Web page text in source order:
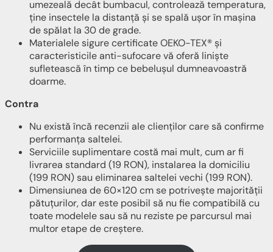
umezeală decât bumbacul, controlează temperatura,
ține insectele la distanță și se spală ușor în mașina
de spălat la 30 de grade.
Materialele sigure certificate OEKO-TEX® și
caracteristicile anti-sufocare vă oferă liniște
sufletească în timp ce bebelușul dumneavoastră
doarme.
Contra
Nu există încă recenzii ale clienților care să confirme
performanța saltelei.
Serviciile suplimentare costă mai mult, cum ar fi
livrarea standard (19 RON), instalarea la domiciliu
(199 RON) sau eliminarea saltelei vechi (199 RON).
Dimensiunea de 60×120 cm se potrivește majorității
pătuțurilor, dar este posibil să nu fie compatibilă cu
toate modelele sau să nu reziste pe parcursul mai
multor etape de creștere.